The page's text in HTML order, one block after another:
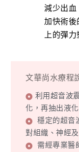
減少出血
加快術後
上的彈力
文華尚水療程
利用超音波
化，再抽出液
穩定的超音
對組織、神經
需經專業醫